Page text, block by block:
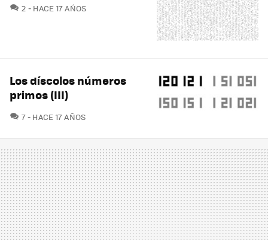
2 COMENTARIOS
HACE 17 AÑOS
Los díscolos números
primos (III)
7COMENTARIOS
HACE 17 AÑOS